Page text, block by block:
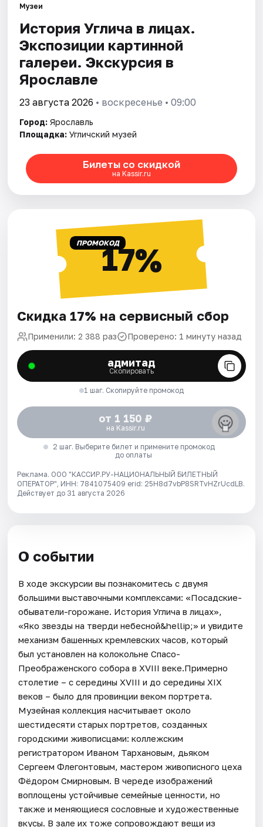
Музеи
История Углича в лицах.
Экспозиции картинной
галереи. Экскурсия в
Ярославле
23 августа 2026 • воскресенье • 09:00
Город: Ярославль
Площадка: Угличский музей
Билеты со скидкой
на Kassir.ru
ПРОМОКОД17%
Скидка 17% на сервисный сбор
Применили: 2 388 раз Проверено: 1 минуту назад
адмитад
Скопировать
1 шаг. Скопируйте промокод
от 1 150 ₽
на Kassir.ru
2 шаг. Выберите билет и примените промокод
до оплаты
Реклама. ООО "КАССИР.РУ-НАЦИОНАЛЬНЫЙ БИЛЕТНЫЙ
ОПЕРАТОР", ИНН: 7841075409 erid: 25H8d7vbP8SRTvHZrUcdLB.
Действует до 31 августа 2026
О событии
В ходе экскурсии вы познакомитесь с двумя
большими выставочными комплексами: «Посадские-
обыватели-горожане. История Углича в лицах»,
«Яко звезды на тверди небесной&hellip;» и увидите
механизм башенных кремлевских часов, который
был установлен на колокольне Спасо-
Преображенского собора в XVIII веке.Примерно
столетие – с середины XVIII и до середины XIX
веков – было для провинции веком портрета.
Музейная коллекция насчитывает около
шестидесяти старых портретов, созданных
городскими живописцами: коллежским
регистратором Иваном Тархановым, дьяком
Сергеем Флегонтовым, мастером живописного цеха
Фёдором Смирновым. В череде изображений
воплощены устойчивые семейные ценности, но
также и меняющиеся сословные и художественные
вкусы. В зале их тоже сопровождают вещи из